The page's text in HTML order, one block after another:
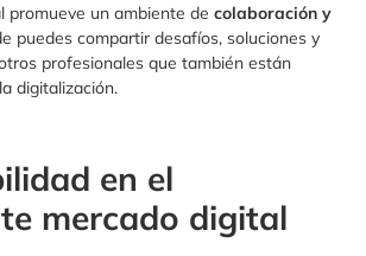
promueve un ambiente de colaboración y
puedes compartir desafíos, soluciones y
profesionales que también están
digitalización.
en el
mercado digital